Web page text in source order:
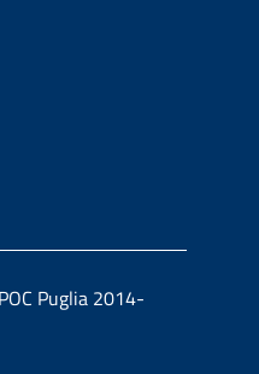
Puglia 2014-